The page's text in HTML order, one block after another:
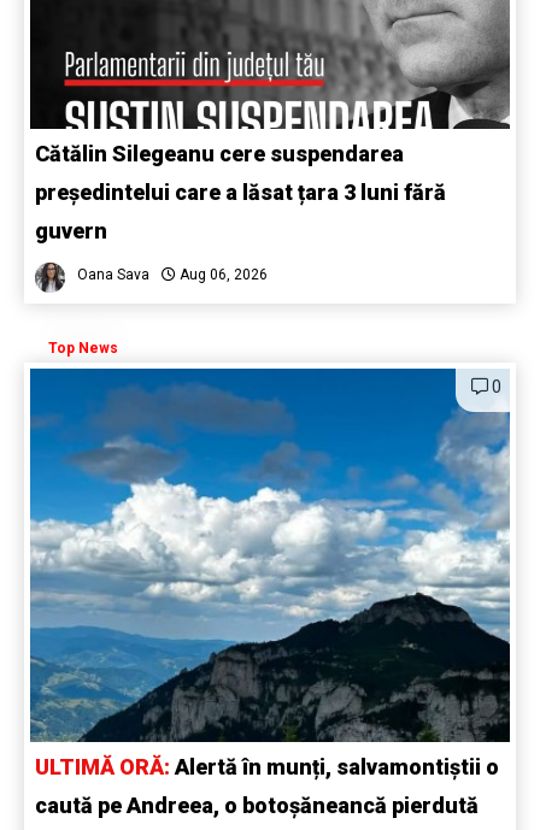
Cătălin Silegeanu cere suspendarea
președintelui care a lăsat țara 3 luni fără
guvern
Oana Sava Aug 06, 2026
Top News
0
ULTIMĂ ORĂ:Alertă în munți, salvamontiștii o
caută pe Andreea, o botoșăneancă pierdută